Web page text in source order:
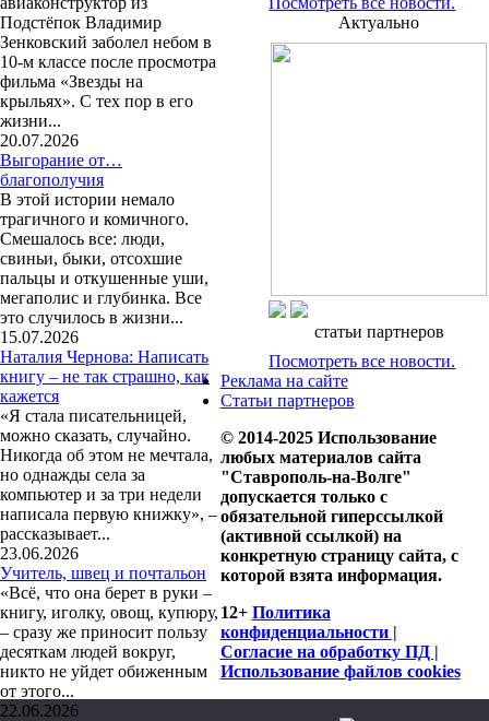
Подстёпок Владимир
Зенковский заболел небом в
10-м классе после просмотра
фильма «Звезды на
крыльях». С тех пор в его
жизни...
20.07.2026
Выгорание от…
благополучия
В этой истории немало
трагичного и комичного.
Смешалось все: люди,
свиньи, быки, отсохшие
пальцы и откушенные уши,
мегаполис и глубинка. Все
это случилось в жизни...
15.07.2026
Наталия Чернова: Написать
книгу – не так страшно, как
кажется
«Я стала писательницей,
можно сказать, случайно.
Никогда об этом не мечтала,
но однажды села за
компьютер и за три недели
написала первую книжку», –
рассказывает...
23.06.2026
Учитель, швец и почтальон
«Всё, что она берет в руки –
книгу, иголку, овощ, купюру,
– сразу же приносит пользу
десяткам людей вокруг,
никто не уйдет обиженным
от этого...
22.06.2026
Актуально
статьи партнеров
Посмотреть все новости.
Реклама на сайте
Статьи партнеров
© 2014-2025 Использование
любых материалов сайта
"Ставрополь-на-Волге"
допускается только с
обязательной гиперссылкой
(активной ссылкой) на
конкретную страницу сайта, с
которой взята информация.
12+ Политика
конфиденциальности |
Согласие на обработку ПД |
Использование файлов cookies